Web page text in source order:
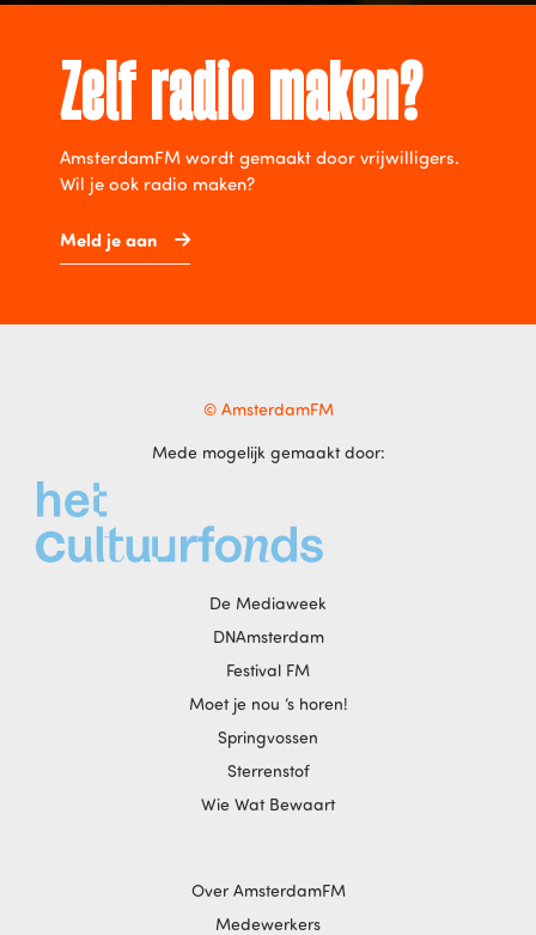
Zelf radio maken?
AmsterdamFM wordt gemaakt door vrijwilligers.
Wil je ook radio maken?
Meld je aan
© AmsterdamFM
Mede mogelijk gemaakt door:
De Mediaweek
DNAmsterdam
Festival FM
Moet je nou ‘s horen!
Springvossen
Sterrenstof
Wie Wat Bewaart
Over AmsterdamFM
Medewerkers